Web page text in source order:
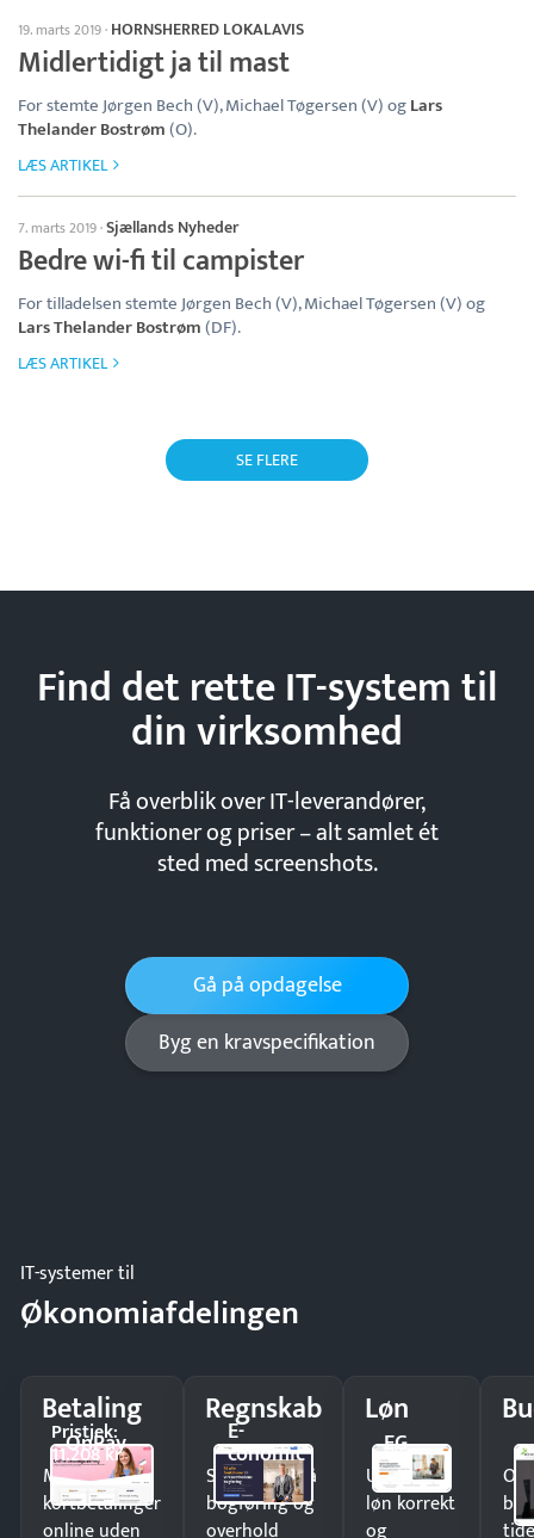
19. marts 2019· HORNSHERRED LOKALAVIS
Midlertidigt ja til mast
For stemte Jørgen Bech (V), Michael Tøgersen (V) ogLars
Thelander Bostrøm(O).
LÆS ARTIKEL
7. marts 2019·Sjællands Nyheder
Bedre wi-fi til campister
For tilladelsen stemte Jørgen Bech (V), Michael Tøgersen (V) og
Lars Thelander Bostrøm(DF).
LÆS ARTIKEL
SE FLERE
Find det rette IT-system til
dinvirksomhed
Få overblik over IT-leverandører,
funktioner og priser – alt samlet ét
sted med screenshots.
Gå på opdagelse
Byg en kravspecifikation
IT-systemer til
Økonomiafdelingen
Betaling
OnPay
Pristjek:
11.208 kr
Modtag
kortbetalinger
online uden
Regnskab
E-
conomic
Spar timer på
bogføring og
overhold
Løn
EG
Udbetal
løn korrekt
og